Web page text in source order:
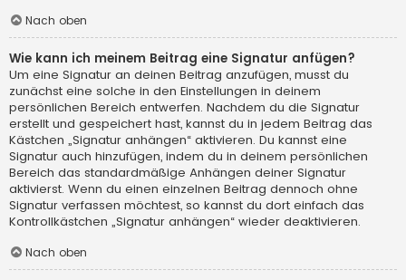
Nach oben
Wie kann ich meinem Beitrag eine Signatur anfügen?
Um eine Signatur an deinen Beitrag anzufügen, musst du
zunächst eine solche in den Einstellungen in deinem
persönlichen Bereich entwerfen. Nachdem du die Signatur
erstellt und gespeichert hast, kannst du in jedem Beitrag das
Kästchen „Signatur anhängen“ aktivieren. Du kannst eine
Signatur auch hinzufügen, indem du in deinem persönlichen
Bereich das standardmäßige Anhängen deiner Signatur
aktivierst. Wenn du einen einzelnen Beitrag dennoch ohne
Signatur verfassen möchtest, so kannst du dort einfach das
Kontrollkästchen „Signatur anhängen“ wieder deaktivieren.
Nach oben